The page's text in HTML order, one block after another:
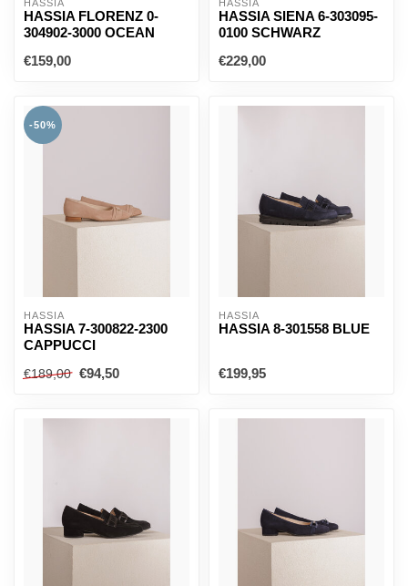
HASSIA
HASSIA FLORENZ 0-
304902-3000 OCEAN
€159,00
HASSIA
HASSIA SIENA 6-303095-
0100 SCHWARZ
€229,00
-50%
HASSIA
HASSIA 7-300822-2300
CAPPUCCI
€189,00 €94,50
HASSIA
HASSIA 8-301558 BLUE
€199,95